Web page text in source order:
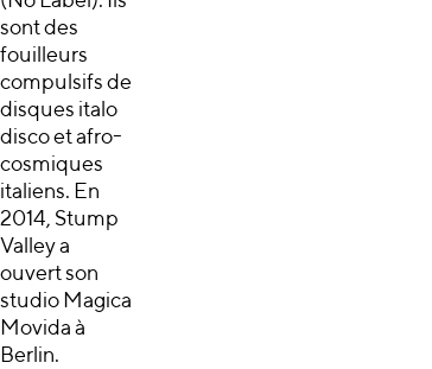
sont des
fouilleurs
compulsifs de
disques italo
disco et afro-
cosmiques
italiens. En
2014, Stump
Valley a
ouvert son
studio Magica
Movida à
Berlin.